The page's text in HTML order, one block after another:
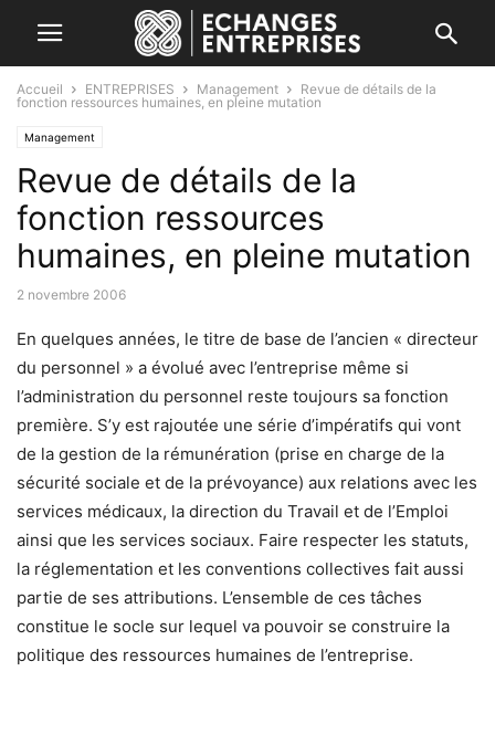
Accueil ENTREPRISES Management
Revue de détails de la
fonction ressources humaines, en pleine mutation
Management
Revue de détails de la
fonction ressources
humaines, en pleine mutation
2 novembre 2006
En quelques années, le titre de base de l’ancien « directeur
du personnel » a évolué avec l’entreprise même si
l’administration du personnel reste toujours sa fonction
première. S’y est rajoutée une série d’impératifs qui vont
de la gestion de la rémunération (prise en charge de la
sécurité sociale et de la prévoyance) aux relations avec les
services médicaux, la direction du Travail et de l’Emploi
ainsi que les services sociaux. Faire respecter les statuts,
la réglementation et les conventions collectives fait aussi
partie de ses attributions. L’ensemble de ces tâches
constitue le socle sur lequel va pouvoir se construire la
politique des ressources humaines de l’entreprise.